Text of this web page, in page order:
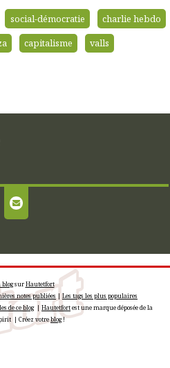
social-démocratie
charlie hebdo
capitalisme valls
blogsurHautetfort
notes publiées |Les tags les plus populaires
de ce blog| Hautetfortest une marque déposée de la
| Créez votreblog!